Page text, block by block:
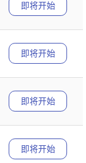
即将开始
即将开始
即将开始
即将开始